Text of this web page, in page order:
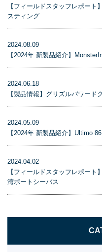
【フィールドスタッフレポー
スティング
2024.08.09
【2024年 新製品紹介】
2024.06.18
【製品情報】グリズルパワード
2024.05.09
【2024年 新製品紹介】Ultimo
2024.04.02
【フィールドスタッフレポー
湾ボートシーバス